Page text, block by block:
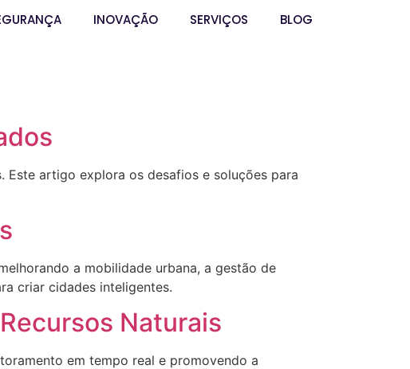
INOVAÇÃO SERVIÇOS BLOG
artigo explora os desafios e soluções para
a mobilidade urbana, a gestão de
criar cidades inteligentes.
Naturais
em tempo real e promovendo a